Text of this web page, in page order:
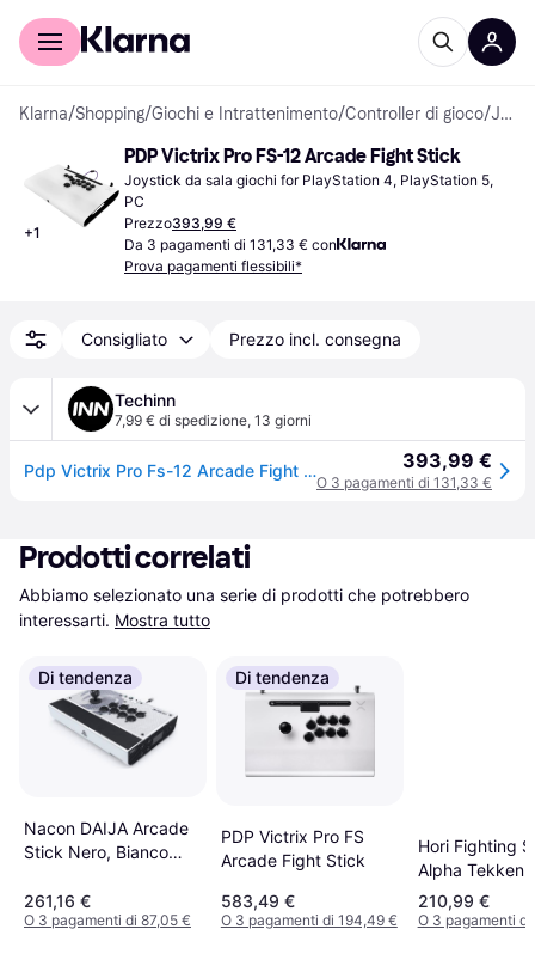
Per il tuo shopping
Klarna/Shopping/Giochi e Intrattenimento/Controller di gioco/ Joystick da sala giochi
+1
PDP Victrix Pro FS-12 Arcade Fight Stick
Joystick da sala giochi for PlayStation 4, PlayStation 5,
PC
Prezzo393,99 €
Da 3 pagamenti di 131,33 € con
Prova pagamenti flessibili*
Consigliato Prezzo incl. consegna
Techinn
7,99 € di spedizione, 13 giorni
Pdp Victrix Pro Fs-12 Arcade Fight Stick Joystick Arcade Trasparente 393,99 €
O 3 pagamenti di 131,33 €
Prodotti correlati
Abbiamo selezionato una serie di prodotti che potrebbero
interessarti. Mostra tutto
Di tendenza
Nacon DAIJA Arcade
Stick Nero, Bianco
PlayStation 4,
PlayStation 5
261,16 €
O 3 pagamenti di 87,05 €
Di tendenza
PDP Victrix Pro FS
Arcade Fight Stick
583,49 €
O 3 pagamenti di 194,49 €
Hori Fighting
Alpha Tekken
Edition
210,99 €
O 3 pagamenti